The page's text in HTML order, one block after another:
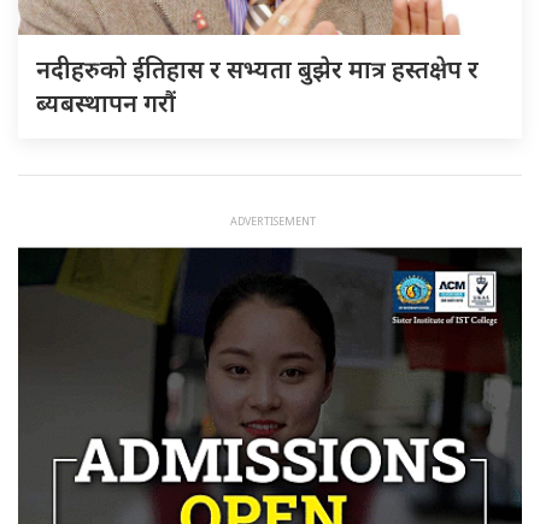
नदीहरुकाे ईतिहास र सभ्यता बुझेर मात्र हस्तक्षेप र
ब्यबस्थापन गराैं